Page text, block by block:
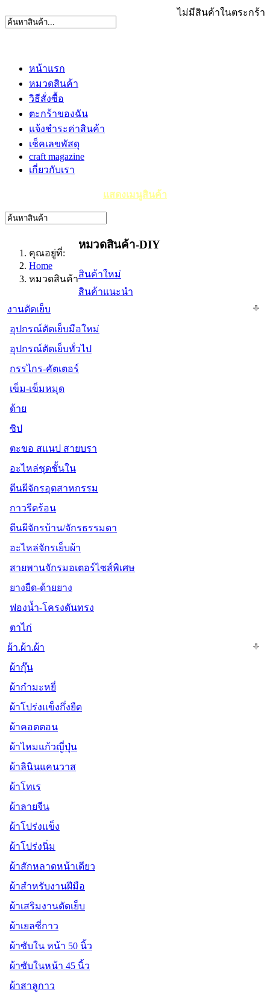
ไม่มีสินค้าในตระกร้า
หน้าแรก
หมวดสินค้า
วิธีสั่งซื้อ
ตะกร้าของฉัน
แจ้งชำระค่าสินค้า
เช็คเลขพัสดุ
craft magazine
เกี่ยวกับเรา
แสดงเมนูสินค้า
คุณอยู่ที่:
Home
หมวดสินค้า
หมวดสินค้า-DIY
สินค้าใหม่
สินค้าแนะนำ
งานตัดเย็บ
อุปกรณ์ตัดเย็บมือใหม่
อุปกรณ์ตัดเย็บทั่วไป
กรรไกร-คัตเตอร์
เข็ม-เข็มหมุด
ด้าย
ซิป
ตะขอ สแนป สายบรา
อะไหล่ชุดชั้นใน
ตีนผีจักรอุตสาหกรรม
กาวรีดร้อน
ตีนผีจักรบ้าน/จักรธรรมดา
อะไหล่จักรเย็บผ้า
สายพานจักรมอเตอร์ไซส์พิเศษ
ยางยืด-ด้ายยาง
ฟองน้ำ-โครงดันทรง
ตาไก่
ผ้า.ผ้า.ผ้า
ผ้ากุ๊น
ผ้ากำมะหยี่
ผ้าโปร่งแข็งกึ่งยืด
ผ้าคอตตอน
ผ้าไหมแก้วญี่ปุ่น
ผ้าลินินแคนวาส
ผ้าโทเร
ผ้าลายจีน
ผ้าโปร่งแข็ง
ผ้าโปร่งนิ่ม
ผ้าสักหลาดหน้าเดียว
ผ้าสำหรับงานฝีมือ
ผ้าเสริมงานตัดเย็บ
ผ้าเยลซี่กาว
ผ้าซับใน หน้า 50 นิ้ว
ผ้าซับในหน้า 45 นิ้ว
ผ้าสาลูกาว